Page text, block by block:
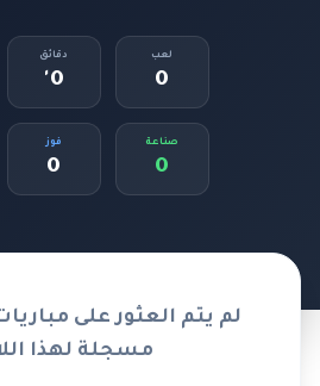
لعب
0
دقائق
0'
صناعة
0
فوز
0
لم يتم العثور على
مسجلة لهذا